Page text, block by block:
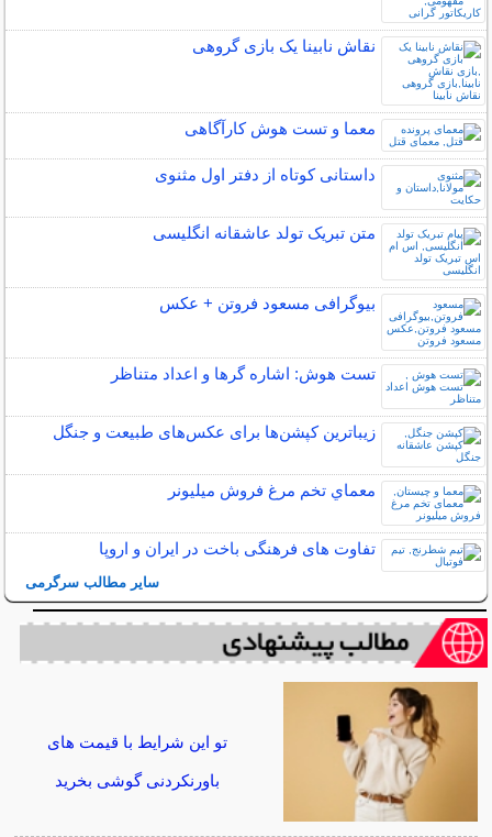
نقاش نابینا یک بازی گروهی
معما و تست هوش کارآگاهی
داستانی کوتاه از دفتر اول مثنوی
متن تبریک تولد عاشقانه انگلیسی
بیوگرافی مسعود فروتن + عکس
تست هوش: اشاره گرها و اعداد متناظر
زیباترین کپشن‌ها برای عکس‌های طبیعت و جنگل
معماي تخم مرغ فروش ميليونر
تفاوت های فرهنگی باخت در ایران و اروپا
سایر مطالب سرگرمی
تو این شرایط با قیمت های
باورنکردنی گوشی بخرید